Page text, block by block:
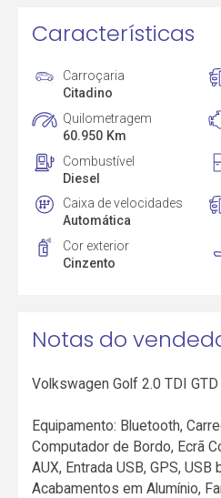
Características
Carroçaria
Citadino
Quilometragem
60.950 Km
Combustível
Diesel
Caixa de velocidades
Automática
Cor exterior
Cinzento
Notas do
Volkswagen Golf 2.0 TDI GTD
Equipamento: Bluetooth,
Computador de Bordo, Ecrã
AUX, Entrada USB, GPS,
Acabamentos em Alumínio,